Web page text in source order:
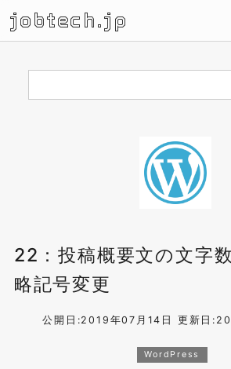
jobtech.jp
22：投稿概要文の文字
略記号変更
公開日:2019年07月14日 更新日
WordPress